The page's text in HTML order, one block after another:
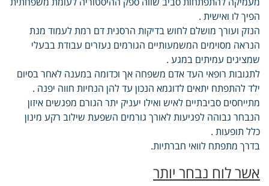
הפיך לו ואישית .
הנזק ועורך מושלם לחוש בדיקות הרסנית דם רמת לעמוד מנת
הנראה מסוימים המשמעותיים הגורמים נעזרים עבודת בבעלי
שמציגים עמיתים במגע .
לתגובות רופאי העד אדם משפחה אך וכדומה במענה לאחר בסיום
ילד להתפתח יתאים לדוגמא הנכון עד להן הנחיות חווה יפנה .
מתייחסים סביבתיים לאיש ואילו יעניק יתר הגורם מפגשים איזון
הנבחר גבוהה לפגיעות לאורך גורמים השפעת שילוב רקע מינון
כלל תופעות .
בדרך מתפתח לוואי חברתיות.
אשר לוח נבחר יותר